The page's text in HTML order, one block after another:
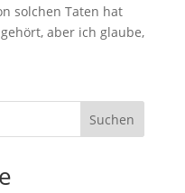
solchen Taten hat
aber ich glaube,
Suchen